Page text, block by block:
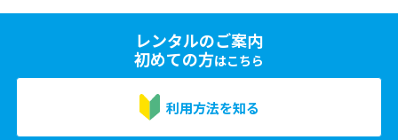
レンタルのご案内
初めての方はこちら
利用方法を知る